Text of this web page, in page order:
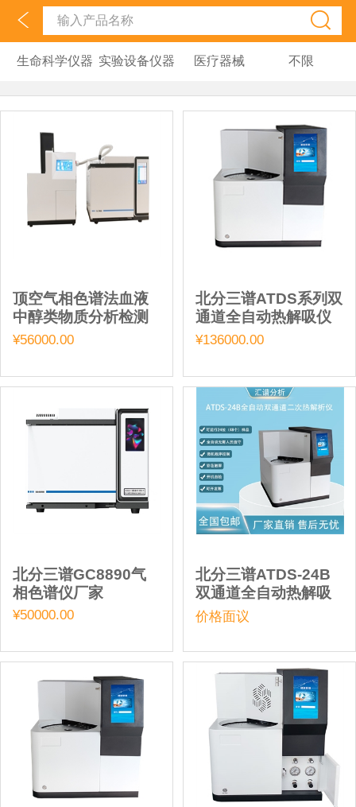
生命科学仪器 实验设备仪器 医疗器械 不限
顶空气相色谱法血液
中醇类物质分析检测
¥56000.00
北分三谱ATDS系列双
通道全自动热解吸仪
¥136000.00
北分三谱GC8890气
相色谱仪厂家
¥50000.00
北分三谱ATDS-24B
双通道全自动热解吸
仪厂家
价格面议